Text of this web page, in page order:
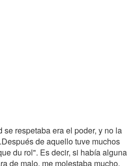
se respetaba era el poder, y no la
de aquello tuve muchos
du rol". Es decir, si había alguna
de malo, me molestaba mucho,